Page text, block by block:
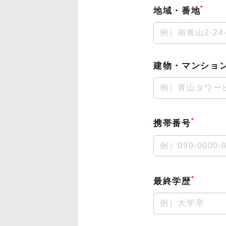
地域・番地*
建物・マンショ
携帯番号*
最終学歴*